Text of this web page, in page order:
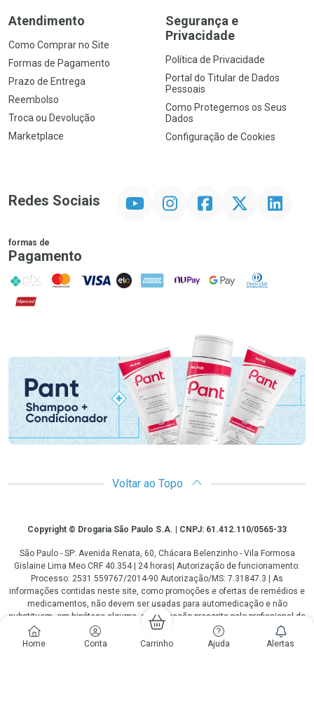
Home Conta Carrinho Ajuda Alertas
Atendimento
Como Comprar no Site
Formas de Pagamento
Prazo de Entrega
Reembolso
Troca ou Devolução
Marketplace
Segurança e
Privacidade
Política de Privacidade
Portal do Titular de Dados
Pessoais
Como Protegemos os Seus
Dados
Configuração de Cookies
Redes Sociais InstagramFacebookTwitter Linkedin
formas de
Pagamento
PIX MasterCard
VISA ELO AMEX NuPay Google PayDiners Club
Hipercard
Voltar ao Topo
CopyrightCopyright © Drogaria São Paulo S.A. | CNPJ: 61.412.110/0565-33
São Paulo - SP: Avenida Renata, 60, Chácara Belenzinho - Vila Formosa
Gislaine Lima Meo CRF 40.354 | 24 horas| Autorização de funcionamento:
Processo: 2531.559767/2014-90 Autorização/MS: 7.31847.3 | As
informações contidas neste site, como promoções e ofertas de remédios e
medicamentos, não devem ser usadas para automedicação e não
substituem, em hipótese alguma, a medicação prescrita pelo profissional da
área médica. Somente o médico está em condições de diagnosticar
qualquer problema de saúde e prescrever o tratamento adequado. Os